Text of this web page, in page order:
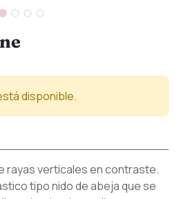
disponible.
rayas verticales en contraste.
tipo nido de abeja que se